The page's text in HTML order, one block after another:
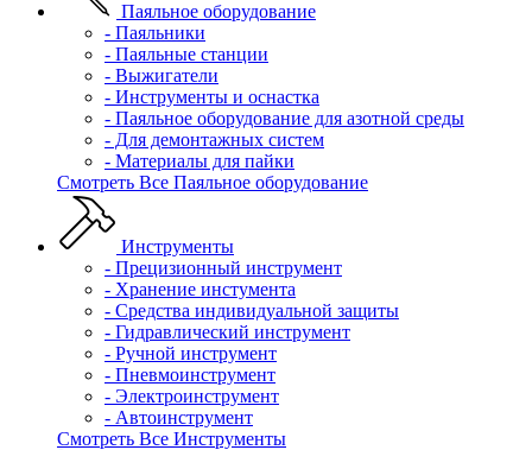
Паяльное оборудование
- Паяльники
- Паяльные станции
- Выжигатели
- Инструменты и оснастка
- Паяльное оборудование для азотной среды
- Для демонтажных систем
- Материалы для пайки
Смотреть Все Паяльное оборудование
Инструменты
- Прецизионный инструмент
- Хранение инстумента
- Средства индивидуальной защиты
- Гидравлический инструмент
- Ручной инструмент
- Пневмоинструмент
- Электроинструмент
- Автоинструмент
Смотреть Все Инструменты